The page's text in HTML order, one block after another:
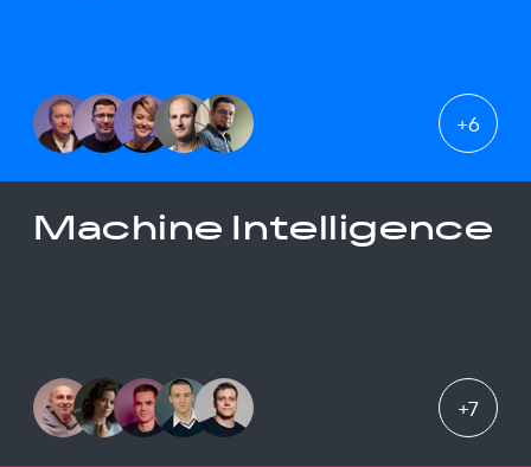
+6
Machine Intelligence
+7